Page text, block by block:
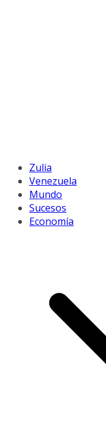
Zulia
Venezuela
Mundo
Sucesos
Economía